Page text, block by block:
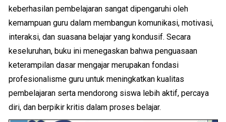
keberhasilan pembelajaran sangat dipengaruhi oleh
kemampuan guru dalam membangun komunikasi, motivasi,
interaksi, dan suasana belajar yang kondusif. Secara
keseluruhan, buku ini menegaskan bahwa penguasaan
keterampilan dasar mengajar merupakan fondasi
profesionalisme guru untuk meningkatkan kualitas
pembelajaran serta mendorong siswa lebih aktif, percaya
diri, dan berpikir kritis dalam proses belajar.